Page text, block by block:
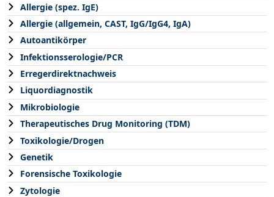
Allergie (spez. IgE)
Allergie (allgemein, CAST, IgG/IgG4, IgA)
Autoantikörper
Infektionsserologie/PCR
Erregerdirektnachweis
Liquordiagnostik
Mikrobiologie
Therapeutisches Drug Monitoring (TDM)
Toxikologie/Drogen
Genetik
Forensische Toxikologie
Zytologie